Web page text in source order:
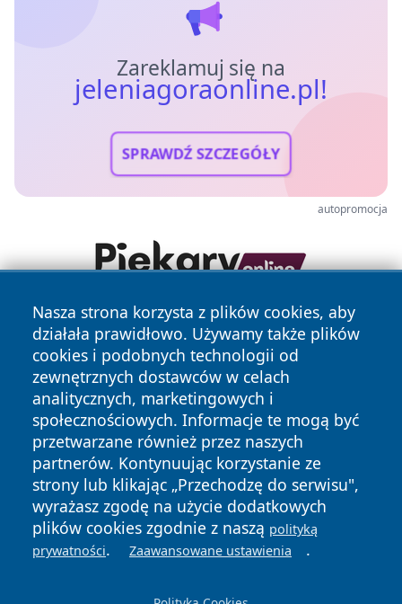
Zareklamuj się na
jeleniagoraonline.pl!
SPRAWDŹ SZCZEGÓŁY
autopromocja
Nasza strona korzysta z plików cookies, aby
działała prawidłowo. Używamy także plików
cookies i podobnych technologii od
zewnętrznych dostawców w celach
analitycznych, marketingowych i
społecznościowych. Informacje te mogą być
przetwarzane również przez naszych
partnerów. Kontynuując korzystanie ze
strony lub klikając „Przechodzę do serwisu",
wyrażasz zgodę na użycie dodatkowych
plików cookies zgodnie z naszą polityką
prywatności. Zaawansowane ustawienia .
Copyright © 2026 jeleniagoraonline.pl Wszystkie prawa
zastrzeżone.
News Autorzy
Polityka
Prywatności
Polityka
Cookies